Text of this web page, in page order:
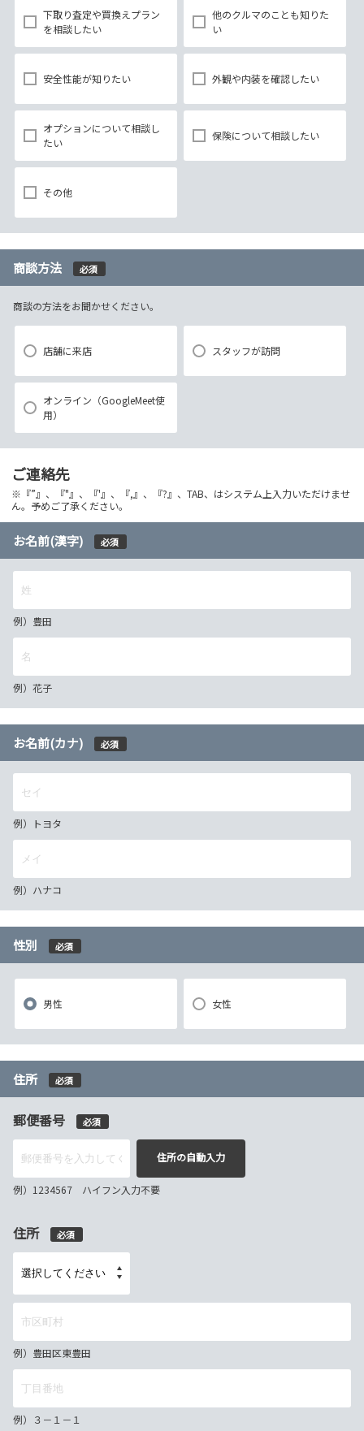
下取り査定や買換えプラン
を相談したい
他のクルマのことも知りた
い
安全性能が知りたい 外観や内装を確認したい
オプションについて相談し
たい
保険について相談したい
その他
商談方法 必須
商談の方法をお聞かせください。
店舗に来店 スタッフが訪問
オンライン（GoogleMeet使
用）
ご連絡先
※『”』、『"』、『'』、『,』、『?』、TAB、はシステム上入力いただけませ
ん。予めご了承ください。
お名前(漢字) 必須
例）豊田
例）花子
お名前(カナ) 必須
例）トヨタ
例）ハナコ
性別 必須
男性 女性
住所 必須
郵便番号 必須
住所の自動入力
例）1234567 ハイフン入力不要
住所 必須
例）豊田区東豊田
例）３－１－１